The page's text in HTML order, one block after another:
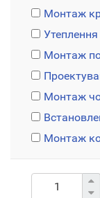
Монтаж
Утеплення
Монтаж
Монтаж
Монтаж